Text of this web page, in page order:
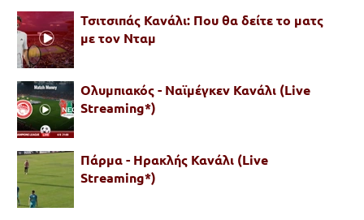
Τσιτσιπάς Κανάλι: Που θα δείτε το ματς
με τον Νταμ
Ολυμπιακός - Ναϊμέγκεν Κανάλι (Live
Streaming*)
Πάρμα - Ηρακλής Κανάλι (Live
Streaming*)